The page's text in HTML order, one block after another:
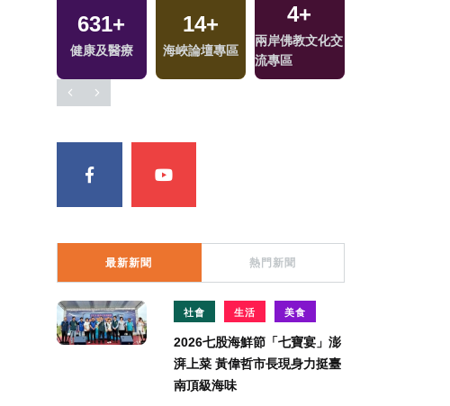
631+
健康及醫療
14+
海峽論壇專區
4+
兩岸佛教文化交
流專區
最新新聞 熱門新聞
社會 生活 美食
2026七股海鮮節「七寶宴」澎
湃上菜 黃偉哲市長現身力挺臺
南頂級海味